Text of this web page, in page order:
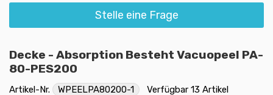
Stelle eine Frage
Decke - Absorption Besteht Vacuopeel PA-
80-PES200
Artikel-Nr. WPEELPA80200-1 Verfügbar 13 Artikel